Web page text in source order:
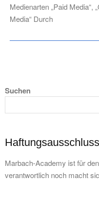
Medienarten „Paid Media“,
Media“ Durch
Suchen
Haftungsausschluss
Marbach-Academy ist für
verantwortlich noch macht